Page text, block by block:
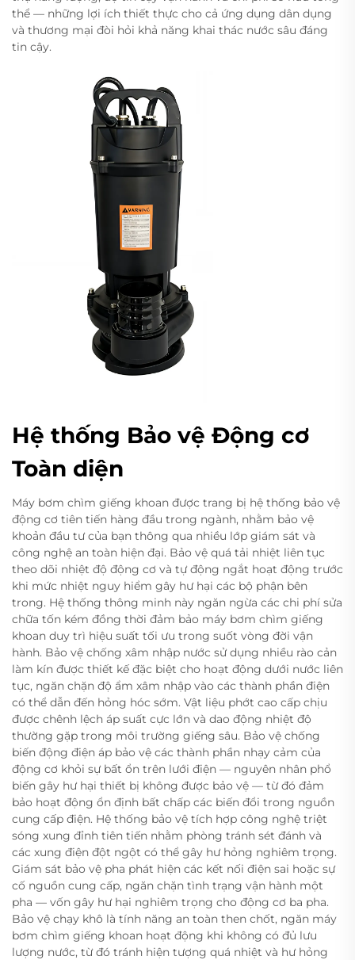
thể — những lợi ích thiết thực cho cả ứng dụng dân dụng
và thương mại đòi hỏi khả năng khai thác nước sâu đáng
tin cậy.
Hệ thống Bảo vệ Động cơ
Toàn diện
Máy bơm chìm giếng khoan được trang bị hệ thống bảo vệ
động cơ tiên tiến hàng đầu trong ngành, nhằm bảo vệ
khoản đầu tư của bạn thông qua nhiều lớp giám sát và
công nghệ an toàn hiện đại. Bảo vệ quá tải nhiệt liên tục
theo dõi nhiệt độ động cơ và tự động ngắt hoạt động trước
khi mức nhiệt nguy hiểm gây hư hại các bộ phận bên
trong. Hệ thống thông minh này ngăn ngừa các chi phí sửa
chữa tốn kém đồng thời đảm bảo máy bơm chìm giếng
khoan duy trì hiệu suất tối ưu trong suốt vòng đời vận
hành. Bảo vệ chống xâm nhập nước sử dụng nhiều rào cản
làm kín được thiết kế đặc biệt cho hoạt động dưới nước liên
tục, ngăn chặn độ ẩm xâm nhập vào các thành phần điện
có thể dẫn đến hỏng hóc sớm. Vật liệu phớt cao cấp chịu
được chênh lệch áp suất cực lớn và dao động nhiệt độ
thường gặp trong môi trường giếng sâu. Bảo vệ chống
biến động điện áp bảo vệ các thành phần nhạy cảm của
động cơ khỏi sự bất ổn trên lưới điện — nguyên nhân phổ
biến gây hư hại thiết bị không được bảo vệ — từ đó đảm
bảo hoạt động ổn định bất chấp các biến đổi trong nguồn
cung cấp điện. Hệ thống bảo vệ tích hợp công nghệ triệt
sóng xung đỉnh tiên tiến nhằm phòng tránh sét đánh và
các xung điện đột ngột có thể gây hư hỏng nghiêm trọng.
Giám sát bảo vệ pha phát hiện các kết nối điện sai hoặc sự
cố nguồn cung cấp, ngăn chặn tình trạng vận hành một
pha — vốn gây hư hại nghiêm trọng cho động cơ ba pha.
Bảo vệ chạy khô là tính năng an toàn then chốt, ngăn máy
bơm chìm giếng khoan hoạt động khi không có đủ lưu
lượng nước, từ đó tránh hiện tượng quá nhiệt và hư hỏng